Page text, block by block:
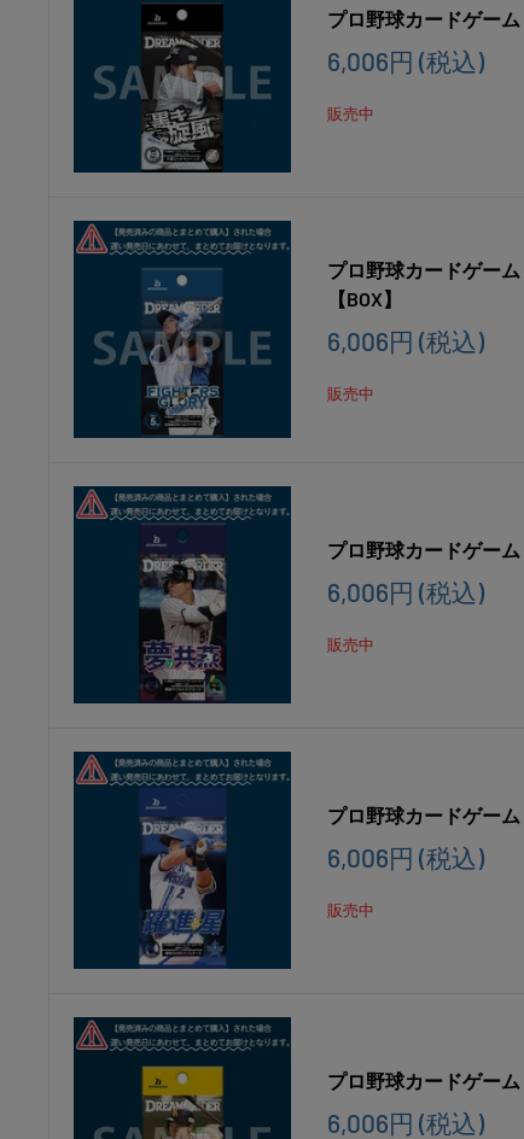
プロ野球カードゲーム
販
価
6,006円 (税込)
販売中
プロ野球カードゲーム
【BOX】
販
価
6,006円 (税込)
販売中
プロ野球カードゲーム
販
価
6,006円 (税込)
販売中
プロ野球カードゲーム
販
価
6,006円 (税込)
販売中
プロ野球カードゲーム
販
6,006円 (税込)